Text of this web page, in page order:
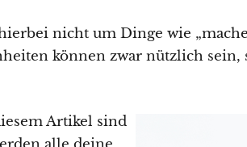
nicht um Dinge wie
können zwar nützlich sein,
Artikel sind